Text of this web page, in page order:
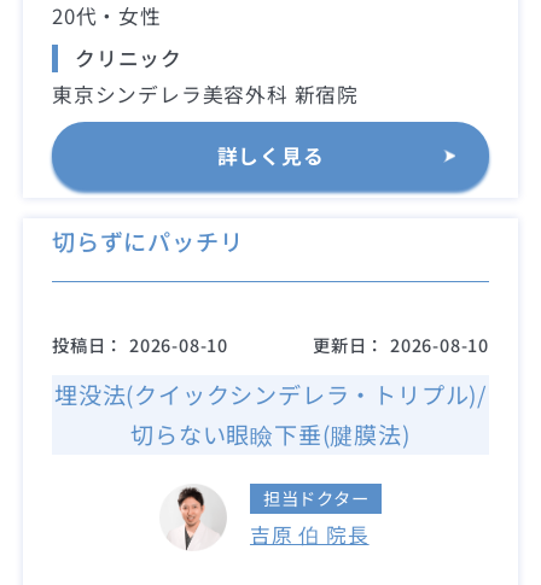
20代・女性
クリニック
東京シンデレラ美容外科 新宿院
詳しく見る
切らずにパッチリ
投稿日： 2026-08-10 更新日： 2026-08-10
埋没法(クイックシンデレラ・トリプル)/
切らない眼瞼下垂(腱膜法)
担当ドクター
吉原 伯 院長